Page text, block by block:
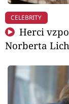
CELEBRITY
Herci
Norberta